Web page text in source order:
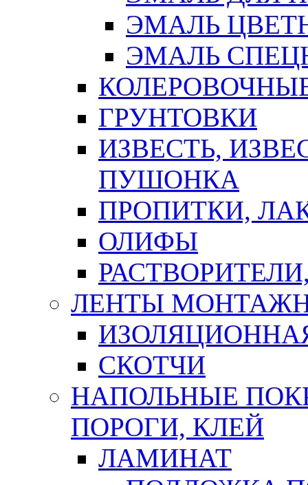
ЭМАЛЬ
ЭМАЛЬ
ГРУНТОВКИ
ИЗВЕСТЬ,
ПУШОНКА
ПРОПИТКИ,
ОЛИФЫ
ЛЕНТЫ
СКОТЧИ
НАПОЛЬНЫЕ
ПОРОГИ, КЛЕЙ
ЛАМИНАТ